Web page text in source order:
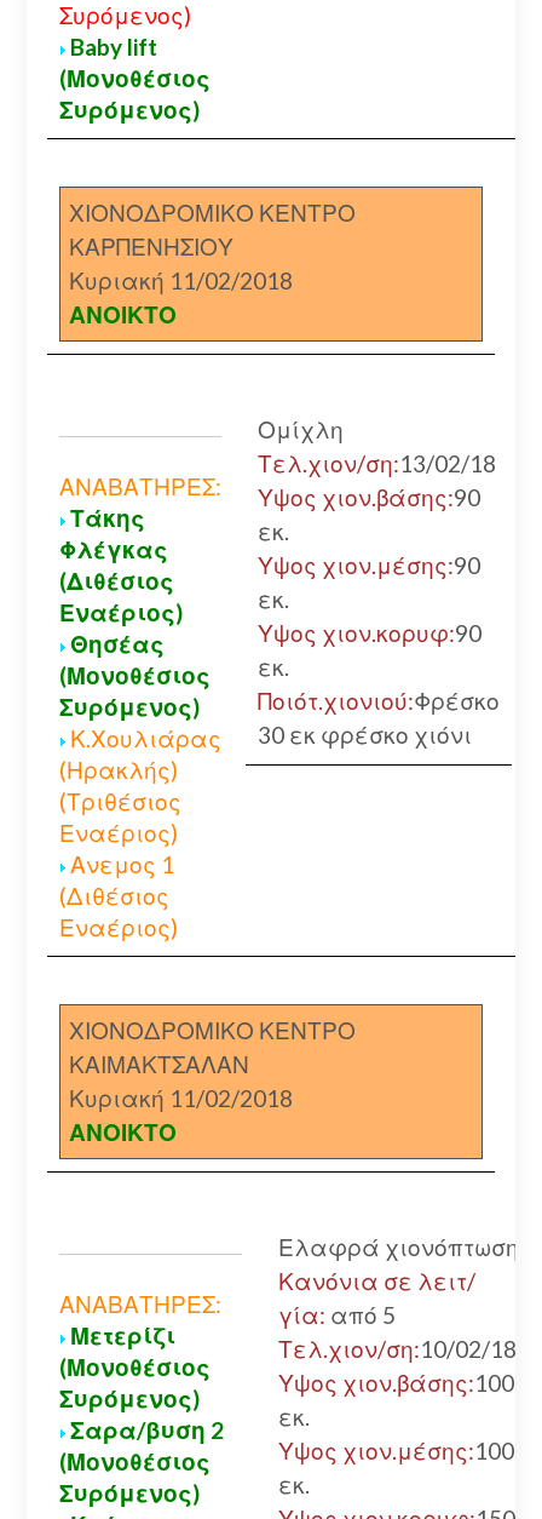
Συρόμενος)
Baby lift
(Μονοθέσιος
Συρόμενος)
ΧΙΟΝΟΔΡΟΜΙΚΟ ΚΕΝΤΡΟ
ΚΑΡΠΕΝΗΣΙΟΥ
Κυριακή 11/02/2018
ΑΝΟΙΚΤΟ
ΑΝΑΒΑΤΗΡΕΣ:
Τάκης
Φλέγκας
(Διθέσιος
Εναέριος)
Θησέας
(Μονοθέσιος
Συρόμενος)
Κ.Χουλιάρας
(Ηρακλής)
(Τριθέσιος
Εναέριος)
Ανεμος 1
(Διθέσιος
Εναέριος)
Ομίχλη
Τελ.χιον/ση:13/02/18
Υψος χιον.βάσης:90
εκ.
Υψος χιον.μέσης:90
εκ.
Υψος χιον.κορυφ:90
εκ.
Ποιότ.χιονιού:Φρέσκο
30 εκ φρέσκο χιόνι
ΧΙΟΝΟΔΡΟΜΙΚΟ ΚΕΝΤΡΟ
ΚΑΙΜΑΚΤΣΑΛΑΝ
Κυριακή 11/02/2018
ΑΝΟΙΚΤΟ
ΑΝΑΒΑΤΗΡΕΣ:
Μετερίζι
(Μονοθέσιος
Συρόμενος)
Σαρα/βυση 2
(Μονοθέσιος
Συρόμενος)
Ελαφρά χιονόπτωση
Κανόνια σε λειτ/
γία: από 5
Τελ.χιον/ση:10/02/18
Υψος χιον.βάσης:100
εκ.
Υψος χιον.μέσης:100
εκ.